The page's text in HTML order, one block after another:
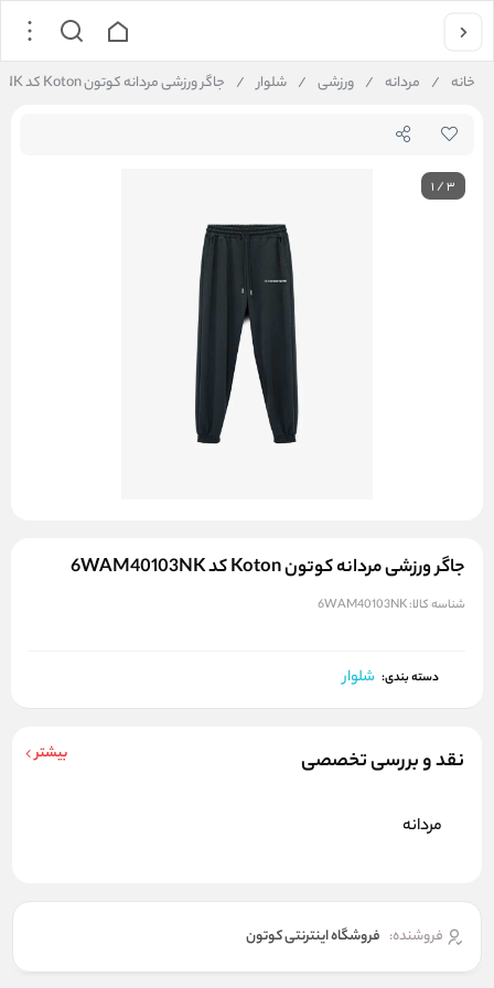
خانه / مردانه / ورزشی / شلوار / جاگر ورزشی مردانه کوتون Koton کد 6WAM40103NK
1/3
جاگر ورزشی مردانه کوتون Koton کد 6WAM40103NK
شناسه کالا:6WAM40103NK
دسته بندی: شلوار
نقد و بررسی تخصصی بیشتر
مردانه
فروشنده: فروشگاه اینترنتی کوتون